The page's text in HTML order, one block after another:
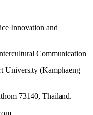
Innovation and
Communication
University (Kamphaeng
73140, Thailand.